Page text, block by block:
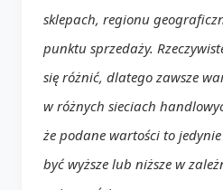
sklepach, regionu
punktu sprzedaży.
się różnić, dlatego zawsze
w różnych sieciach
że podane wartości to
być wyższe lub niższe w